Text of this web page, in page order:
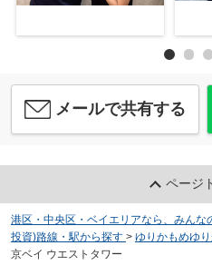
メールで共有する
ページ
港区・中央区・ベイエリアなら、みんな
投資)路線・駅から探す > ゆりかもめゆ
京ベイ ウエストタワー